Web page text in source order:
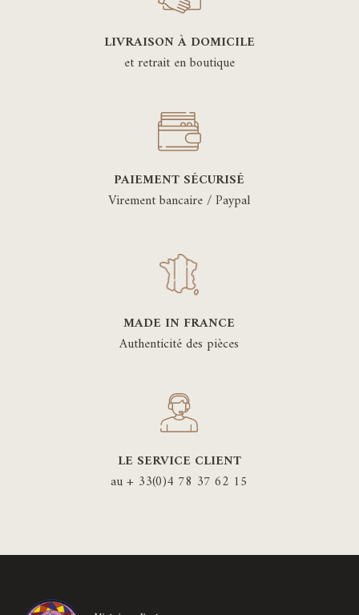
LIVRAISON À DOMICILE
et retrait en boutique
PAIEMENT SÉCURISÉ
Virement bancaire / Paypal
MADE IN FRANCE
Authenticité des pièces
LE SERVICE CLIENT
au + 33(0)4 78 37 62 15